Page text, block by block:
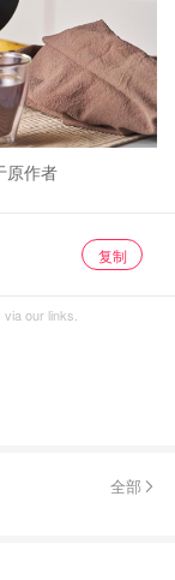
原作者
复制
our links.
全部